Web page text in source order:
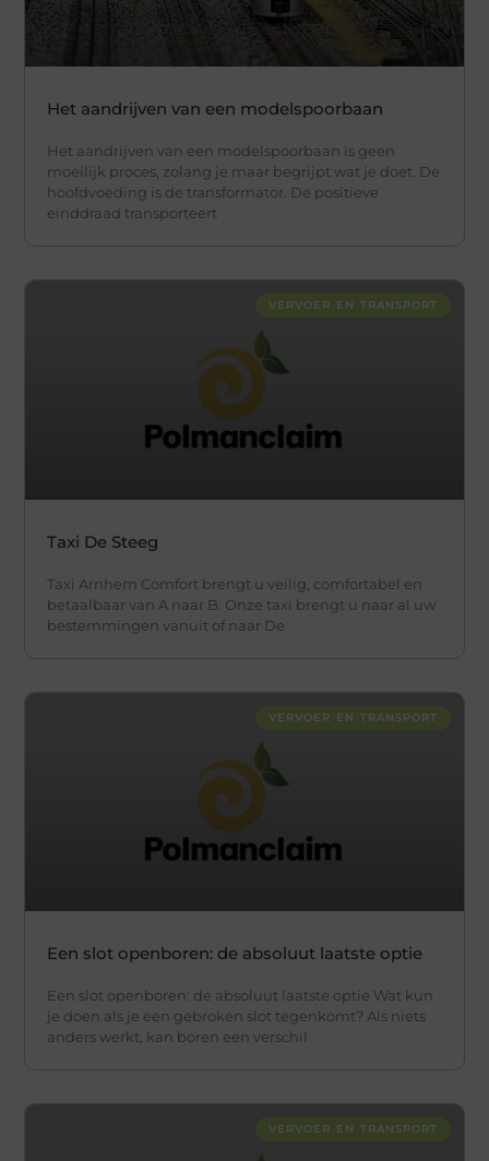
Het aandrijven van een modelspoorbaan
Het aandrijven van een modelspoorbaan is geen
moeilijk proces, zolang je maar begrijpt wat je doet. De
hoofdvoeding is de transformator. De positieve
einddraad transporteert
VERVOER EN TRANSPORT
Taxi De Steeg
Taxi Arnhem Comfort brengt u veilig, comfortabel en
betaalbaar van A naar B. Onze taxi brengt u naar al uw
bestemmingen vanuit of naar De
VERVOER EN TRANSPORT
Een slot openboren: de absoluut laatste optie
Een slot openboren: de absoluut laatste optie Wat kun
je doen als je een gebroken slot tegenkomt? Als niets
anders werkt, kan boren een verschil
VERVOER EN TRANSPORT